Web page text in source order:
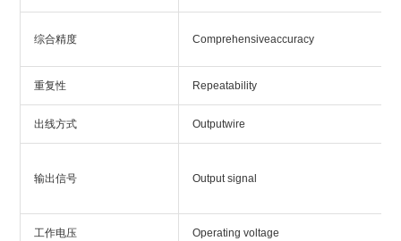
综合精度 Comprehensiveaccuracy
重复性 Repeatability
出线方式 Outputwire
输出信号 Output signal
工作电压 Operating voltage